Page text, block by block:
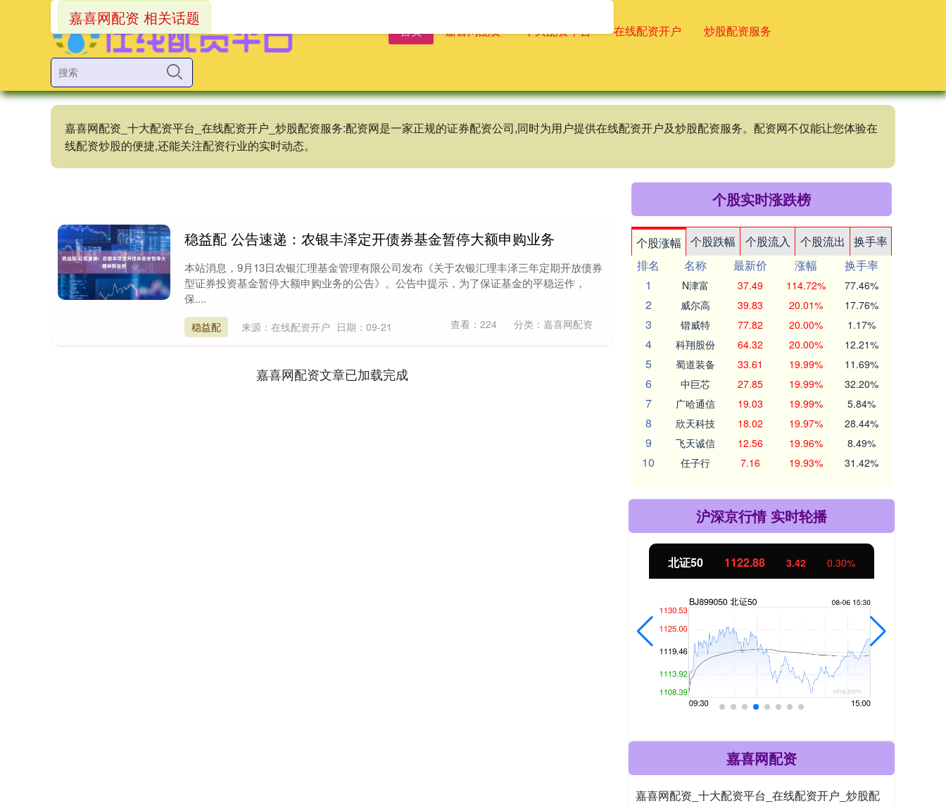
首页 嘉喜网配资 十大配资平台 在线配资开户 炒股配资服务
嘉喜网配资_十大配资平台_在线配资开户_炒股配资服务:配资网是一家正规的证券配资公司,同时为用户提供在线配资开户及炒股配资服务。配资网不仅能让您体验在
线配资炒股的便捷,还能关注配资行业的实时动态。
嘉喜网配资 相关话题
稳益配 公告速递：农银丰泽定开债券基金暂停大额申购业务
本站消息，9月13日农银汇理基金管理有限公司发布《关于农银汇理丰泽三年定期开放债券
型证券投资基金暂停大额申购业务的公告》。公告中提示，为了保证基金的平稳运作，
保....
稳益配 来源：在线配资开户 日期：09-21 查看： 224 分类： 嘉喜网配资
嘉喜网配资文章已加载完成
个股实时涨跌榜
个股涨幅 个股跌幅 个股流入 个股流出
换手率
排名
名称 最新价 涨幅
换手率
1
N津富 37.49 114.72% 77.46%
2 威尔高 39.83 20.01% 17.76%
3 锴威特 77.82 20.00% 1.17%
4 科翔股份 64.32 20.00% 12.21%
5 蜀道装备 33.61 19.99% 11.69%
6 中巨芯 27.85 19.99% 32.20%
7 广哈通信 19.03 19.99% 5.84%
8 欣天科技 18.02 19.97% 28.44%
9 飞天诚信 12.56 19.96% 8.49%
10 任子行 7.16 19.93% 31.42%
沪深京行情 实时轮播
北证50 1122.88 3.42 0.30%
嘉喜网配资
嘉喜网配资_十大配资平台_在线配资开户_炒股配